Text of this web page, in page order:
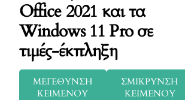
Office 2021 και τα
Windows 11 Pro σε
τιμές-έκπληξη
ΜΕΓΕΘΥΝΣΗ
ΚΕΙΜΕΝΟΥ
ΣΜΙΚΡΥΝΣΗ
ΚΕΙΜΕΝΟΥ